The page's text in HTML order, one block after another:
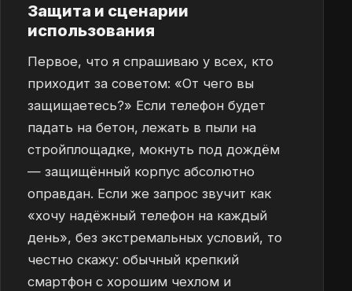
Защита и сценарии
использования
Первое, что я спрашиваю у всех, кто
приходит за советом: «От чего вы
защищаетесь?» Если телефон будет
падать на бетон, лежать в пыли на
стройплощадке, мокнуть под дождём
— защищённый корпус абсолютно
оправдан. Если же запрос звучит как
«хочу надёжный телефон на каждый
день», без экстремальных условий, то
честно скажу: обычный крепкий
смартфон с хорошим чехлом и